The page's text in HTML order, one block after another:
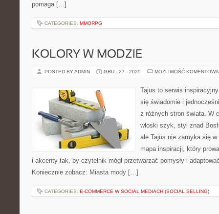
pomaga […]
CATEGORIES: MMORPG
KOLORY W MODZIE
POSTED BY ADMIN GRU - 27 - 2025 MOŻLIWOŚĆ
Tajus to serwis
się świadomie i
z różnych stron świata. W
włoski szyk, styl znad
ale Tajus nie zamyka się
mapa inspiracji, który
i akcenty tak, by czytelnik mógł przetwarzać pomysły i
Koniecznie zobacz: Miasta mody […]
CATEGORIES: E-COMMERCE W SOCIAL MEDIACH (SOCIAL SELLING)